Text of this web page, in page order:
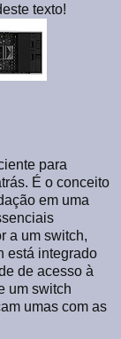
texto!
para
É o conceito
em uma
a um switch,
está integrado
de acesso à
um switch
umas com as